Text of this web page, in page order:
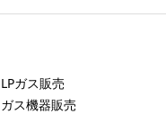
LPガス販売
ガス機器販売